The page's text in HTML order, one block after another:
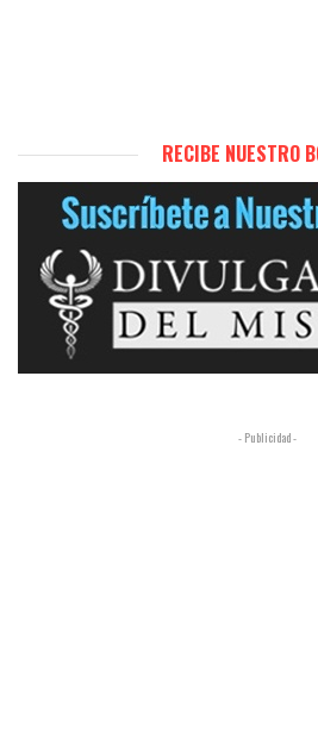
RECIBE NUESTRO
- Publicidad -